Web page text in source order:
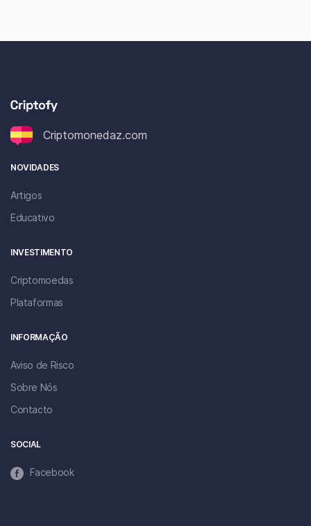
Criptomonedaz.com
NOVIDADES
Artigos
Educativo
INVESTIMENTO
Criptomoedas
Plataformas
INFORMAÇÃO
Aviso de Risco
Sobre Nós
Contacto
SOCIAL
Facebook